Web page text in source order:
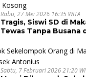
Rabu, 27 Mei 2026 16:35 WITA
Tragis, Siswi SD di
Tewas Tanpa Busana
Sabtu, 7 Februari 2026 21:20